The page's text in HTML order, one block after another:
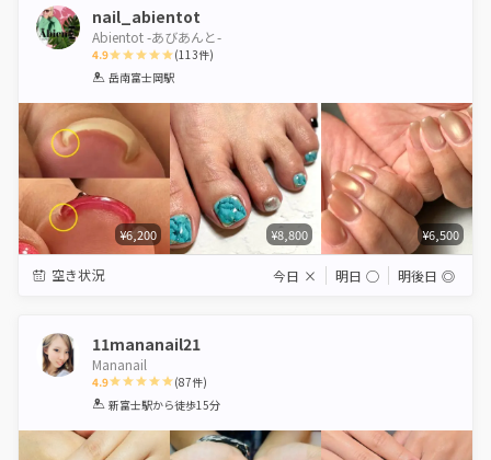
nail_abientot
Abientot -あびあんと-
4.9
1 2 3 4 5
(113件)
岳南富士岡駅
¥6,200 ¥8,800 ¥6,500
空き状況 今日 × 明日 ◯ 明後日 ◎
11mananail21
Mananail
4.9
1 2 3 4 5
(87件)
新富士駅から徒歩15分